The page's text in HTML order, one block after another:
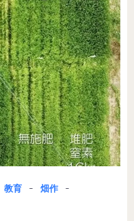
教育 - 畑作 -